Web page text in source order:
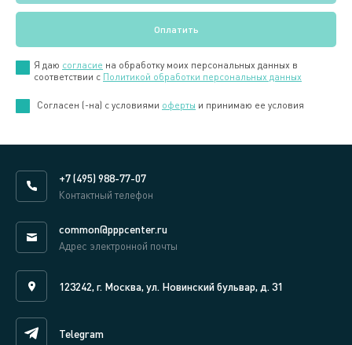
Я даю согласие на обработку моих персональных данных в
соответствии с Политикой обработки персональных данных
Cогласен (-на) с условиями оферты и принимаю ее условия
+7 (495) 988-77-07
Контактный телефон
common@pppcenter.ru
Адрес электронной почты
123242, г. Москва, ул. Новинский бульвар, д. 31
Telegram